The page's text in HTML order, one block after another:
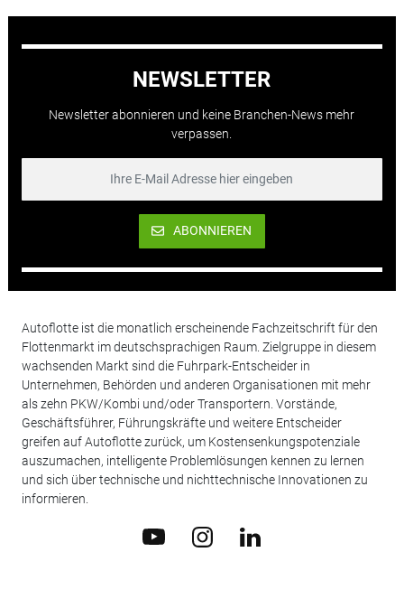
NEWSLETTER
Newsletter abonnieren und keine Branchen-News mehr
verpassen.
ABONNIEREN
Autoflotte ist die monatlich erscheinende Fachzeitschrift für den
Flottenmarkt im deutschsprachigen Raum. Zielgruppe in diesem
wachsenden Markt sind die Fuhrpark-Entscheider in
Unternehmen, Behörden und anderen Organisationen mit mehr
als zehn PKW/Kombi und/oder Transportern. Vorstände,
Geschäftsführer, Führungskräfte und weitere Entscheider
greifen auf Autoflotte zurück, um Kostensenkungspotenziale
auszumachen, intelligente Problemlösungen kennen zu lernen
und sich über technische und nichttechnische Innovationen zu
informieren.